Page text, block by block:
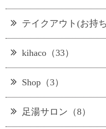
テイクアウト(お持
kihaco（33）
Shop（3）
足湯サロン（8）